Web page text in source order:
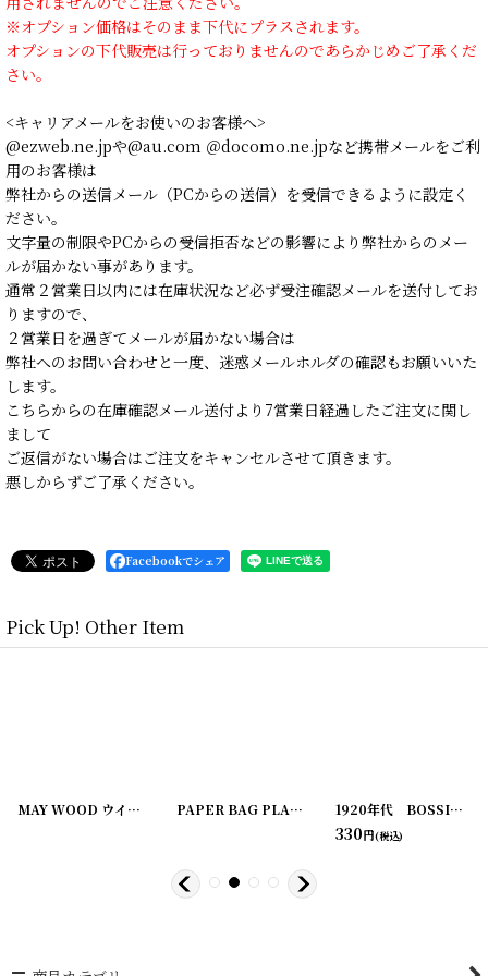
※オプション価格はそのまま下代にプラスされます。
オプションの下代販売は行っておりませんのであらかじめご了承くだ
さい。
<キャリアメールをお使いのお客様へ>
@ezweb.ne.jpや@au.com ＠docomo.ne.jpなど携帯メールをご利
用のお客様は
弊社からの送信メール（PCからの送信）を受信できるように設定く
ださい。
文字量の制限やPCからの受信拒否などの影響により弊社からのメー
ルが届かない事があります。
通常２営業日以内には在庫状況など必ず受注確認メールを送付してお
りますので、
２営業日を過ぎてメールが届かない場合は
弊社へのお問い合わせと一度、迷惑メールホルダの確認もお願いいた
します。
こちらからの在庫確認メール送付より7営業日経過したご注文に関し
まして
ご返信がない場合はご注文をキャンセルさせて頂きます。
悪しからずご了承ください。
Facebookでシェア
Pick Up! Other Item
27]
[210622-4] MAY WOOD ウイスキーラベル （2枚セット） [ 20200407-12]
PAPER BAG PLANE SCRAP H.H.SERRER&SON 1920年代 BOSSIE'S BEST 4B's BRAND BUTTER ラッピングペーパー
330円(税込)